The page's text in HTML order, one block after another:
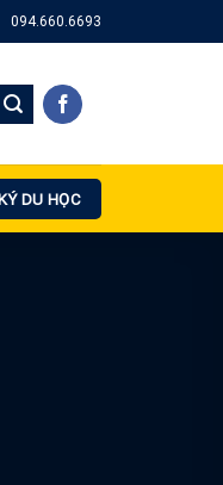
094.660.6693
DU HỌC